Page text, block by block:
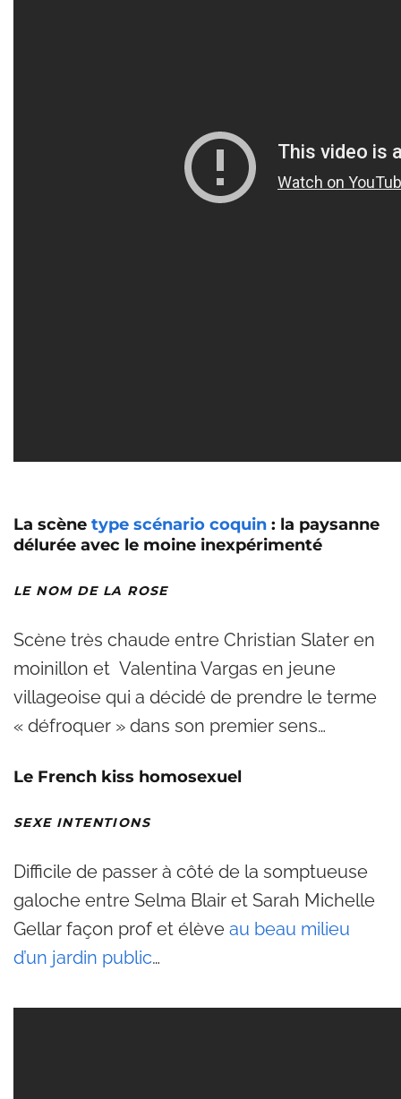
La scène type scénario coquin : la paysanne
délurée avec le moine inexpérimenté
LE NOM DE LA ROSE
Scène très chaude entre Christian Slater en
moinillon et Valentina Vargas en jeune
villageoise qui a décidé de prendre le terme
« défroquer » dans son premier sens…
Le French kiss homosexuel
SEXE INTENTIONS
Difficile de passer à côté de la somptueuse
galoche entre Selma Blair et Sarah Michelle
Gellar façon prof et élève au beau milieu
d’un jardin public…